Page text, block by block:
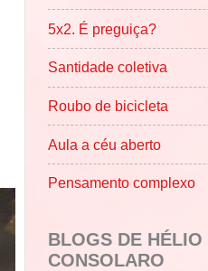
5x2. É preguiça?
Santidade coletiva
Roubo de bicicleta
Aula a céu aberto
Pensamento complexo
BLOGS DE HÉLIO
CONSOLARO